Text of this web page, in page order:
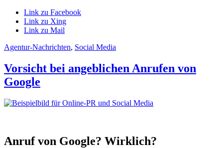
Link zu Facebook
Link zu Xing
Link zu Mail
Agentur-Nachrichten, Social Media
Vorsicht bei angeb­lichen Anrufen von
Google
Anruf von Google? Wirklich?